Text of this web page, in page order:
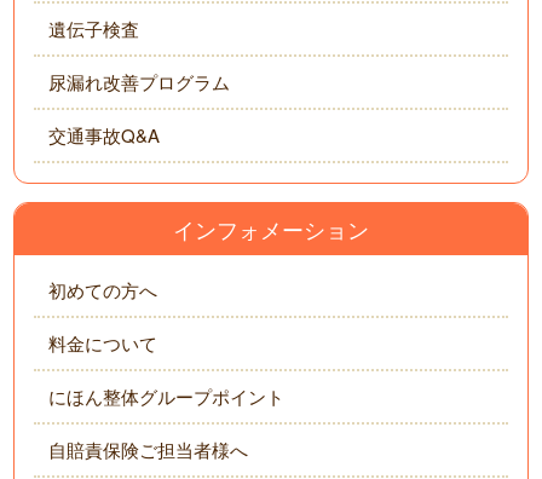
遺伝子検査
尿漏れ改善プログラム
交通事故Q&A
インフォメーション
初めての方へ
料金について
にほん整体グループポイント
自賠責保険ご担当者様へ